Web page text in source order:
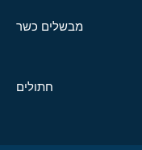
מבשלים כשר
חתולים